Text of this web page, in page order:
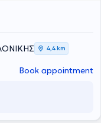
4,4 km
Book appointment